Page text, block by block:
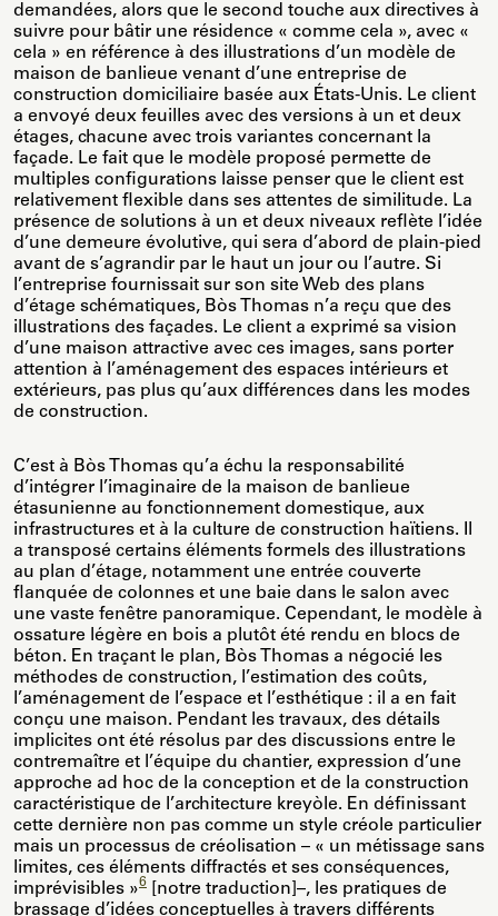
demandées, alors que le second touche aux directives à
suivre pour bâtir une résidence « comme cela », avec «
cela » en référence à des illustrations d’un modèle de
maison de banlieue venant d’une entreprise de
construction domiciliaire basée aux États-Unis. Le client
a envoyé deux feuilles avec des versions à un et deux
étages, chacune avec trois variantes concernant la
façade. Le fait que le modèle proposé permette de
multiples configurations laisse penser que le client est
relativement flexible dans ses attentes de similitude. La
présence de solutions à un et deux niveaux reflète l’idée
d’une demeure évolutive, qui sera d’abord de plain-pied
avant de s’agrandir par le haut un jour ou l’autre. Si
l’entreprise fournissait sur son site Web des plans
d’étage schématiques, Bòs Thomas n’a reçu que des
illustrations des façades. Le client a exprimé sa vision
d’une maison attractive avec ces images, sans porter
attention à l’aménagement des espaces intérieurs et
extérieurs, pas plus qu’aux différences dans les modes
de construction.
C’est à Bòs Thomas qu’a échu la responsabilité
d’intégrer l’imaginaire de la maison de banlieue
étasunienne au fonctionnement domestique, aux
infrastructures et à la culture de construction haïtiens. Il
a transposé certains éléments formels des illustrations
au plan d’étage, notamment une entrée couverte
flanquée de colonnes et une baie dans le salon avec
une vaste fenêtre panoramique. Cependant, le modèle à
ossature légère en bois a plutôt été rendu en blocs de
béton. En traçant le plan, Bòs Thomas a négocié les
méthodes de construction, l’estimation des coûts,
l’aménagement de l’espace et l’esthétique : il a en fait
conçu une maison. Pendant les travaux, des détails
implicites ont été résolus par des discussions entre le
contremaître et l’équipe du chantier, expression d’une
approche ad hoc de la conception et de la construction
caractéristique de l’architecture kreyòle. En définissant
cette dernière non pas comme un style créole particulier
mais un processus de créolisation – « un métissage sans
limites, ces éléments diffractés et ses conséquences,
imprévisibles »6
[notre traduction]–, les pratiques de
brassage d’idées conceptuelles à travers différents